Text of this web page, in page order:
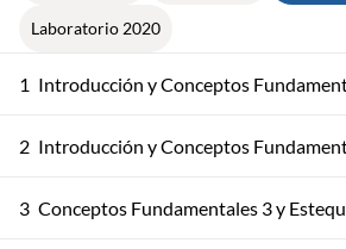
Laboratorio 2020
1 Introducción y Conceptos
2 Introducción y Conceptos
3 Conceptos Fundamentales 3 y